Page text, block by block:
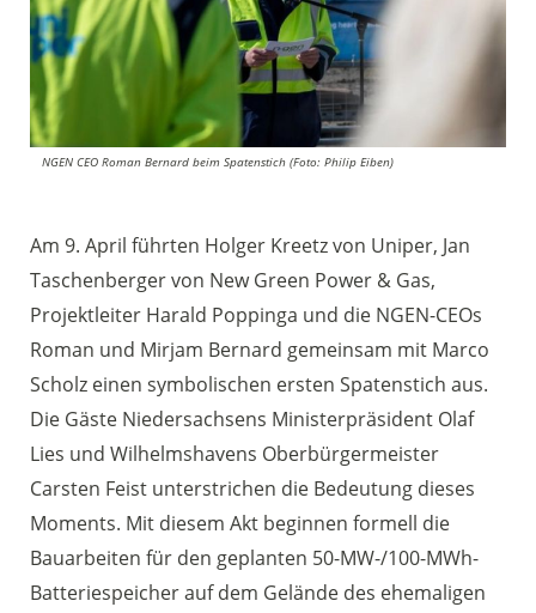
NGEN CEO Roman Bernard beim Spatenstich (Foto: Philip Eiben)
Am 9. April führten Holger Kreetz von Uniper, Jan
Taschenberger von New Green Power & Gas,
Projektleiter Harald Poppinga und die NGEN-CEOs
Roman und Mirjam Bernard gemeinsam mit Marco
Scholz einen symbolischen ersten Spatenstich aus.
Die Gäste Niedersachsens Ministerpräsident Olaf
Lies und Wilhelmshavens Oberbürgermeister
Carsten Feist unterstrichen die Bedeutung dieses
Moments. Mit diesem Akt beginnen formell die
Bauarbeiten für den geplanten 50-MW-/100-MWh-
Batteriespeicher auf dem Gelände des ehemaligen